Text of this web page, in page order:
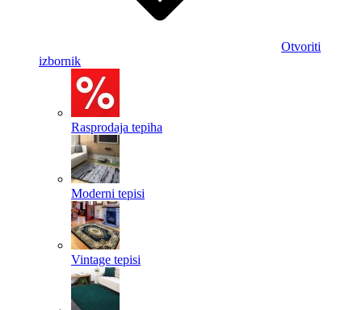
Otvoriti
izbornik
Rasprodaja tepiha
Moderni tepisi
Vintage tepisi